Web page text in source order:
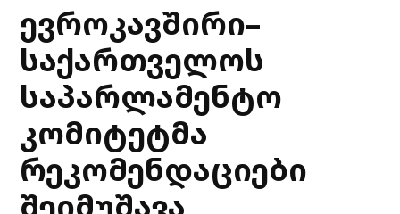
ევროკავშირი–
საქართველოს
საპარლამენტო
კომიტეტმა
რეკომენდაციები
შეიმუშავა